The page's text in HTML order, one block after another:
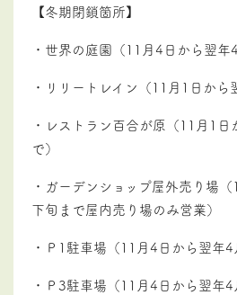
【冬期閉鎖箇所】
・世界の庭園（11 月4日から翌年4
・リリートレイン（11 月 1 日から
・レストラン百合が原（11 月 1 日
で）
・ガーデンショップ屋外売り場（
下旬まで屋内売り場のみ営業）
・Ｐ1駐車場（11 月4日から翌年4
・Ｐ3駐車場（11 月4日から翌年4